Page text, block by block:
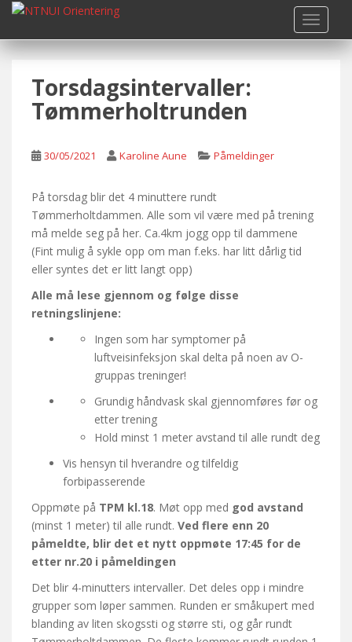
i
Torsdagsintervaller:
Tømmerholtrunden
30/05/2021 Karoline Aune Påmeldinger
På torsdag blir det 4 minuttere rundt
Tømmerholtdammen. Alle som vil være med på trening
må melde seg på her. Ca.4km jogg opp til dammene
(Fint mulig å sykle opp om man f.eks. har litt dårlig tid
eller syntes det er litt langt opp)
Alle må lese gjennom og følge disse
retningslinjene:
Ingen som har symptomer på
luftveisinfeksjon skal delta på noen av O-
gruppas treninger!
Grundig håndvask skal gjennomføres før og
etter trening
Hold minst 1 meter avstand til alle rundt deg
Vis hensyn til hverandre og tilfeldig
forbipasserende
Oppmøte på TPM kl.18. Møt opp med god avstand
(minst 1 meter) til alle rundt. Ved flere enn 20
påmeldte, blir det et nytt oppmøte 17:45 for de
etter nr.20 i påmeldingen
Det blir 4-minutters intervaller. Det deles opp i mindre
grupper som løper sammen. Runden er småkupert med
blanding av liten skogssti og større sti, og går rundt